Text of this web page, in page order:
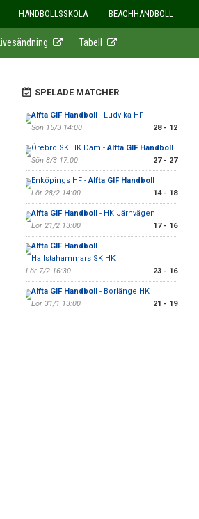
HANDBOLLSSKOLA BEACHHANDBOLL
Livesändning Tabell
SPELADE MATCHER
Alfta GIF Handboll- Ludvika HF
Sön 15/3 14:00
28 - 12
Örebro SK HK Dam -Alfta GIF Handboll
Sön 8/3 17:00
27 - 27
Enköpings HF -Alfta GIF Handboll
Lör 28/2 14:00
14 - 18
Alfta GIF Handboll- HK Järnvägen
Lör 21/2 13:00
17 - 16
Alfta GIF Handboll-
Hallstahammars SK HK
Lör 7/2 16:30
23 - 16
Alfta GIF Handboll- Borlänge HK
Lör 31/1 13:00
21 - 19